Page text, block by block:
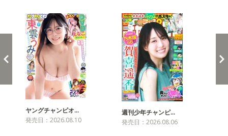
ヤングチャンピオ…
発売日：2026.08.10
週刊少年チャンピ…
発売日：2026.08.06